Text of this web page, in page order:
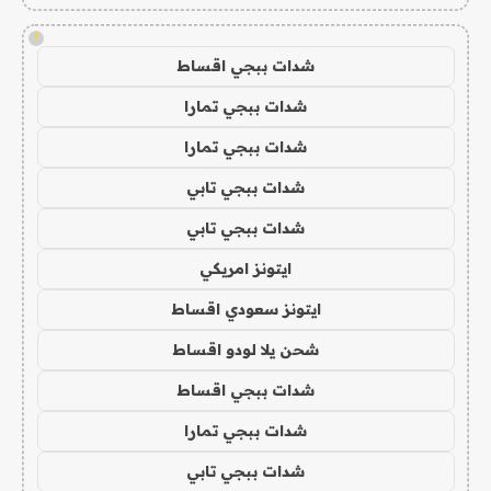
!
شدات ببجي اقساط
شدات ببجي تمارا
شدات ببجي تمارا
شدات ببجي تابي
شدات ببجي تابي
ايتونز امريكي
ايتونز سعودي اقساط
شحن يلا لودو اقساط
شدات ببجي اقساط
شدات ببجي تمارا
شدات ببجي تابي